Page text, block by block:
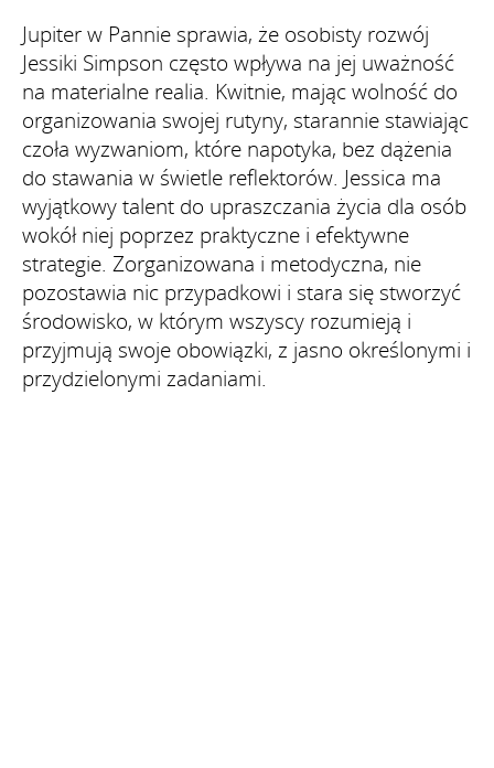
Jupiter w Pannie sprawia, że osobisty rozwój
Jessiki Simpson często wpływa na jej uważność
na materialne realia. Kwitnie, mając wolność do
organizowania swojej rutyny, starannie stawiając
czoła wyzwaniom, które napotyka, bez dążenia
do stawania w świetle reflektorów. Jessica ma
wyjątkowy talent do upraszczania życia dla osób
wokół niej poprzez praktyczne i efektywne
strategie. Zorganizowana i metodyczna, nie
pozostawia nic przypadkowi i stara się stworzyć
środowisko, w którym wszyscy rozumieją i
przyjmują swoje obowiązki, z jasno określonymi i
przydzielonymi zadaniami.